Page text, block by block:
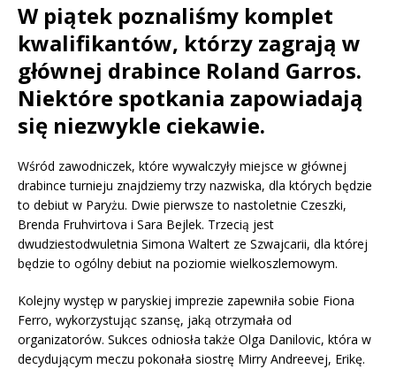
W piątek poznaliśmy komplet
kwalifikantów, którzy zagrają w
głównej drabince Roland Garros.
Niektóre spotkania zapowiadają
się niezwykle ciekawie.
Wśród zawodniczek, które wywalczyły miejsce w głównej
drabince turnieju znajdziemy trzy nazwiska, dla których będzie
to debiut w Paryżu. Dwie pierwsze to nastoletnie Czeszki,
Brenda Fruhvirtova i Sara Bejlek. Trzecią jest
dwudziestodwuletnia Simona Waltert ze Szwajcarii, dla której
będzie to ogólny debiut na poziomie wielkoszlemowym.
Kolejny występ w paryskiej imprezie zapewniła sobie Fiona
Ferro, wykorzystując szansę, jaką otrzymała od
organizatorów. Sukces odniosła także Olga Danilovic, która w
decydującym meczu pokonała siostrę Mirry Andreevej, Erikę.